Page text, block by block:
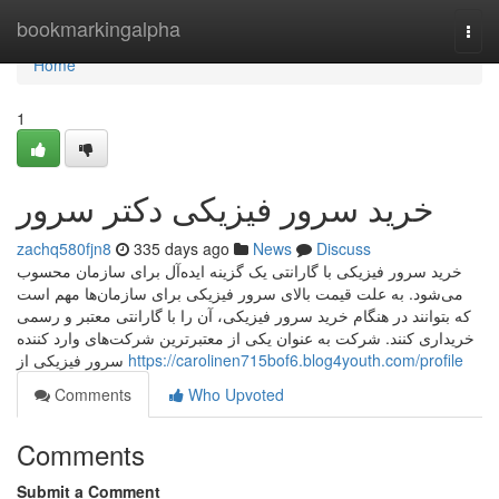
bookmarkingalpha
Home
Home
1
خرید سرور فیزیکی دکتر سرور
zachq580fjn8 335 days ago News
Discuss
خرید سرور فیزیکی با گارانتی یک گزینه ایده‌آل برای سازمان محسوب
می‌شود. به علت قیمت بالای سرور فیزیکی برای سازمان‌ها مهم است
که بتوانند در هنگام خرید سرور فیزیکی، آن را با گارانتی معتبر و رسمی
خریداری کنند. شرکت به عنوان یکی از معتبرترین شرکت‌های وارد کننده
https://carolinen715bof6.blog4youth.com/profile
Comments
Who Upvoted
Comments
Submit a Comment